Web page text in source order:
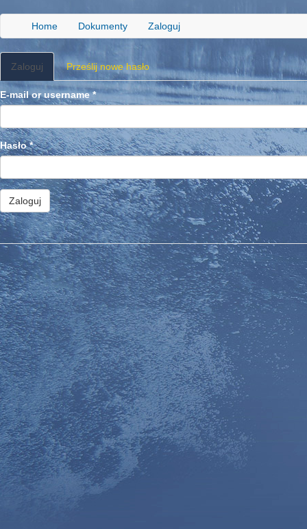
treści
Home Dokumenty Zaloguj
Karty
podstawowe
Zaloguj (aktywna
karta)
Prześlij nowe hasło
E-mail or username*
Hasło*
Zaloguj